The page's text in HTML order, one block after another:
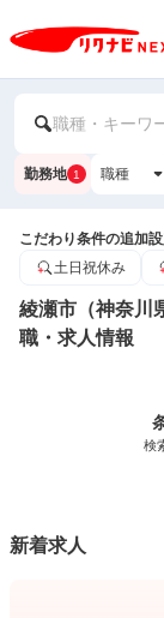
職種・キーワ
勤務地 1 職種
こだわり条件の追加
土日祝休み
綾瀬市（神奈川
職・求人情報
検
新着求人